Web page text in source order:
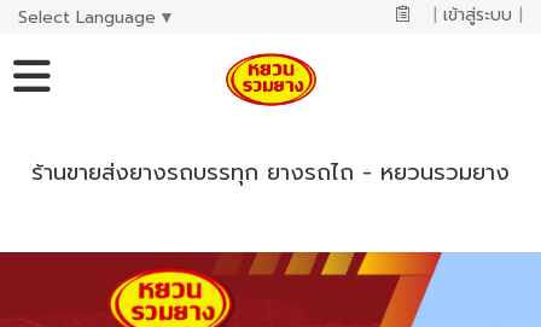
Select Language ▼ | เข้าสู่ระบบ |
ร้านขายส่งยางรถบรรทุก ยางรถไถ - หยวนรวมยาง